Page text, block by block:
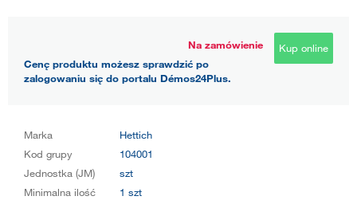
Na zamówienie
Cenę produktu możesz sprawdzić po
zalogowaniu się do portalu Démos24Plus.
Kup online
Marka
Hettich
Kod grupy
104001
Jednostka (JM)
szt
Minimalna ilość
1 szt